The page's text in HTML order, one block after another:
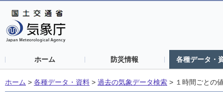
ホーム 防災情報 各種データ・
ホーム > 各種データ・資料 > 過去の気象データ検索 > １時間ごとの